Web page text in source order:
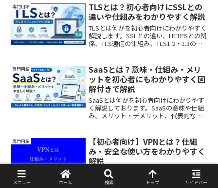
専門用語
TLSとは？初心者向けにSSLとの
違いや仕組みをわかりやすく解説
TLSとは何かを初心者向けにわかりやすく
解説します。SSLとの違い、HTTPSとの関
係、TLS通信の仕組み、TLS1.2・1.3の違
専門用語
SaaSとは？意味・仕組み・メリ
ットを初心者にもわかりやすく図
解付きで解説
SaaSとは何かを初心者向けにわかりやす
く解説しております。SaaSの意味や仕組
み、メリット・デメリット、代表的なサ
専門用語
【初心者向け】VPNとは？仕組
み・安全な使い方をわかりやすく
解説
VPNとは何かを初心者向けにわかりやす
く解説。仕組み、メリット・デメリッ
メニュー ホーム 検索 トップ サイドバー